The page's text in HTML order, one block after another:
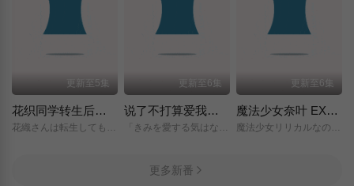
更新至5集
花织同学转生后还是想干架
花織さんは転生しても喧嘩がしたい/
更新至6集
说了不打算爱我的公爵继承人，不知为何对我宠爱有加
「きみを愛する気はない」と言った次期公爵様がなぜか溺愛してきます/
更新至6集
魔法少女奈叶 EXCEEDS Gun Blaze Vengeance
魔法少女リリカルなのは/EXCEEDS/Gun/Blaze/Vengeance/
更多新番